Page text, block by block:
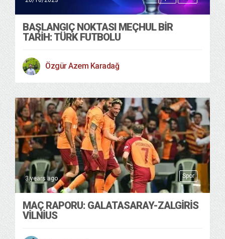
BAŞLANGIÇ NOKTASI MEÇHUL BİR
TARİH: TÜRK FUTBOLU
Özgür Azem Karadağ
Spor
3 years ago
MAÇ RAPORU: GALATASARAY-ZALGIRIS
VILNIUS